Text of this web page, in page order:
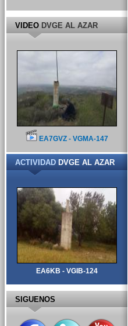
VIDEODVGE AL AZAR
EA7GVZ - VGMA-147
ACTIVIDADDVGE AL AZAR
EA6KB - VGIB-124
SIGUENOS